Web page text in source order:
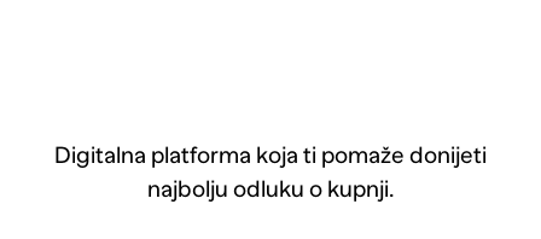
Digitalna platforma koja ti pomaže donijeti
najbolju odluku o kupnji.